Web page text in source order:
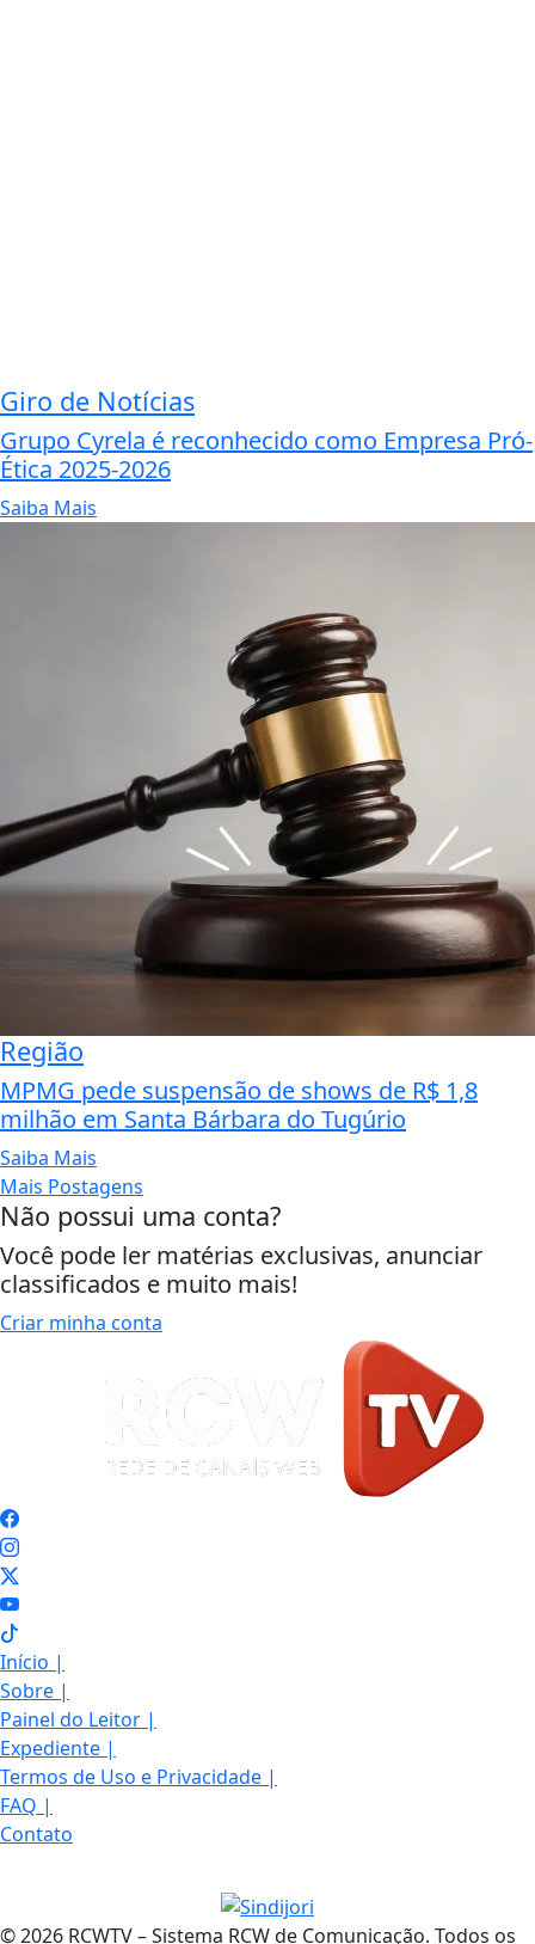
Giro de Notícias
Grupo Cyrela é reconhecido como Empresa Pró-
Ética 2025-2026
Saiba Mais
Região
MPMG pede suspensão de shows de R$ 1,8
milhão em Santa Bárbara do Tugúrio
Saiba Mais
Mais Postagens
Não possui uma conta?
Você pode ler matérias exclusivas, anunciar
classificados e muito mais!
Criar minha conta
Início |
Sobre |
Painel do Leitor |
Expediente |
Termos de Uso e Privacidade |
FAQ |
Contato
© 2026 RCWTV – Sistema RCW de Comunicação. Todos os